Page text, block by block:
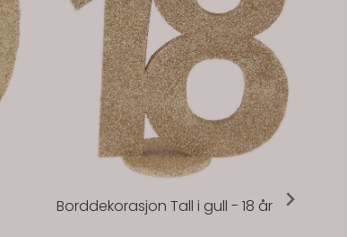
Borddekorasjon Tall i gull - 18 år